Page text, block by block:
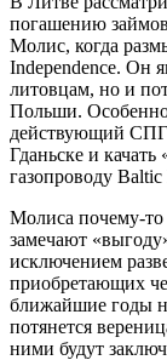
погашению
Молис, когда
Independence. Он
литовцам, но и
Польши.
действующий
Гданьске и
газопроводу
Молиса почему-то
замечают
исключением
приобретающих
ближайшие годы
потянется
ними будут